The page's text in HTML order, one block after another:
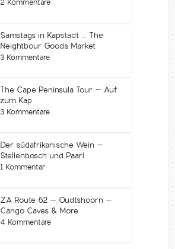
2 Kommentare
Samstags in Kapstadt … The
Neightbour Goods Market
3 Kommentare
The Cape Peninsula Tour – Auf
zum Kap
3 Kommentare
Der südafrikanische Wein –
Stellenbosch und Paarl
1 Kommentar
ZA Route 62 – Oudtshoorn –
Cango Caves & More
4 Kommentare